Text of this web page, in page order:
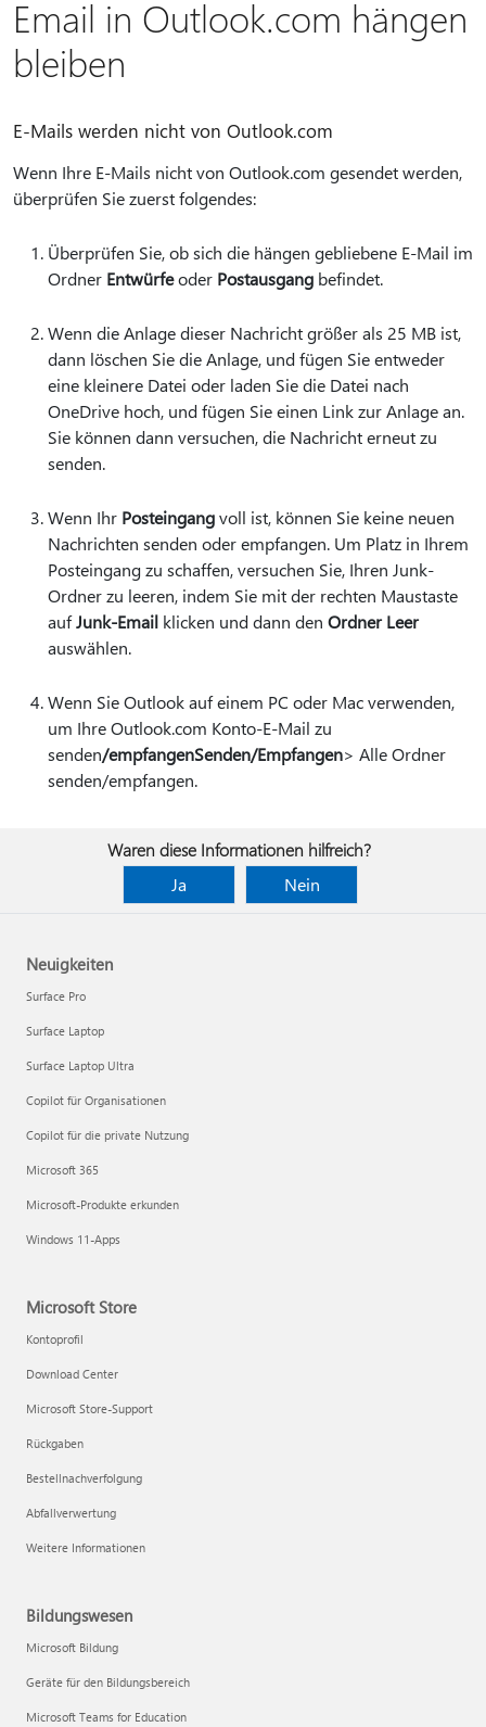
Email in Outlook.com hängen
bleiben
E-Mails werden nicht von Outlook.com
Wenn Ihre E-Mails nicht von Outlook.com gesendet werden,
überprüfen Sie zuerst folgendes:
Überprüfen Sie, ob sich die hängen gebliebene E-Mail im
Ordner Entwürfeoder Postausgang befindet.
Wenn die Anlage dieser Nachricht größer als 25 MB ist,
dann löschen Sie die Anlage, und fügen Sie entweder
eine kleinere Datei oder laden Sie die Datei nach
OneDrive hoch, und fügen Sie einen Link zur Anlage an.
Sie können dann versuchen, die Nachricht erneut zu
senden.
Wenn Ihr Posteingangvoll ist, können Sie keine neuen
Nachrichten senden oder empfangen. Um Platz in Ihrem
Posteingang zu schaffen, versuchen Sie, Ihren Junk-
Ordner zu leeren, indem Sie mit der rechten Maustaste
aufJunk-Email klicken und dann den Ordner Leer
auswählen.
Wenn Sie Outlook auf einem PC oder Mac verwenden,
um Ihre Outlook.com Konto-E-Mail zu
senden/empfangenSenden/Empfangen> Alle Ordner
senden/empfangen.
Waren diese Informationen hilfreich?
Ja
Nein
Neuigkeiten
Surface Pro
Surface Laptop
Surface Laptop Ultra
Copilot für Organisationen
Copilot für die private Nutzung
Microsoft 365
Microsoft-Produkte erkunden
Windows 11-Apps
Microsoft Store
Kontoprofil
Download Center
Microsoft Store-Support
Rückgaben
Bestellnachverfolgung
Abfallverwertung
Weitere Informationen
Bildungswesen
Microsoft Bildung
Geräte für den Bildungsbereich
Microsoft Teams for Education